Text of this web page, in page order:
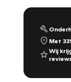
Met
Wij